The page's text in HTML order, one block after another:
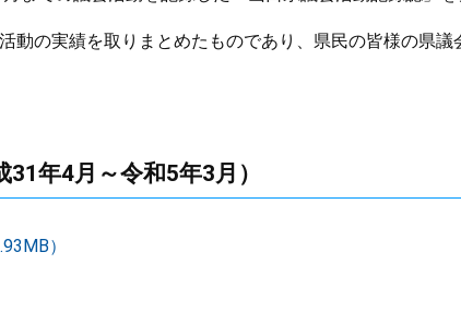
の実績を取りまとめたものであり、県民の皆様の県議
年4月～令和5年3月）
）